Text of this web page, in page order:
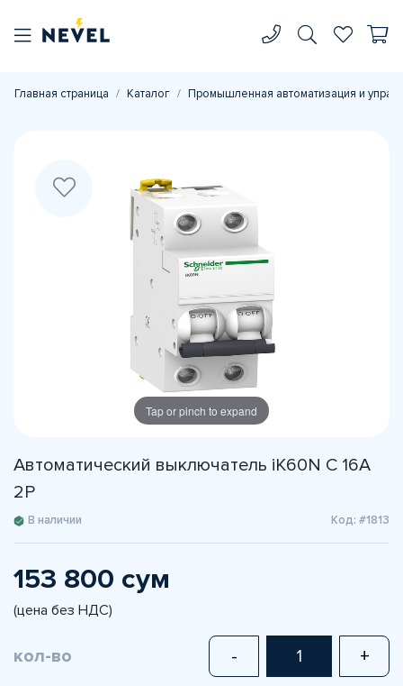
Главная страница Каталог Промышленная автоматизация и
Tap or pinch to expand
Автоматический выключатель iK60N C 16A
2P
В наличии Код: #1813
153 800 сум
(цена без НДС)
кол-во - +